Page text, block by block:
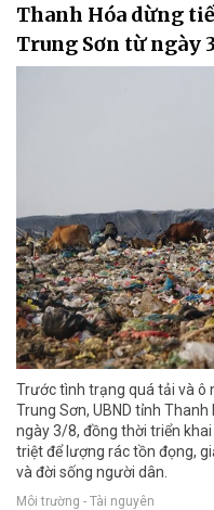
Thanh Hóa dừng
Trung Sơn từ ngày
Trước tình trạng quá tải và ô
Trung Sơn, UBND tỉnh
ngày 3/8, đồng thời triển
triệt để lượng rác tồn đọng,
và đời sống người dân.
Môi trường - Tài nguyên